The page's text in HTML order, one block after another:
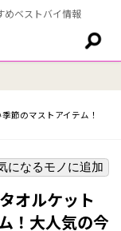
めベストバイ情報
節のマストアイテム！
になるモノに追加
オルケット
！大人気の今